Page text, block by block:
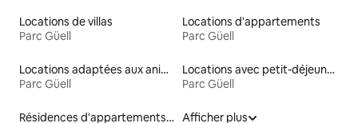
Locations de villas
Parc Güell
Locations d'appartements
Parc Güell
Locations adaptées aux animaux
Parc Güell
Locations avec petit-déjeuner
Parc Güell
Résidences d'appartements en location Afficher plus